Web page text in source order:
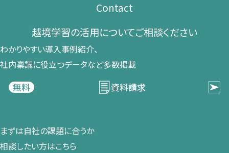
Contact
越境学習の​活用に​ついて​ご相談ください​
わかりやすい導入事例紹介、​
社内稟議に​役立つデータなど​多数掲載
無料
資料請求
まずは​自社の​課題に​合うか​
相談したい方は​こちら